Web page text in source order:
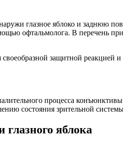
глазное яблоко и заднюю
офтальмолога. В перечень
защитной реакцией
процесса
состояния зрительной
глазного яблока